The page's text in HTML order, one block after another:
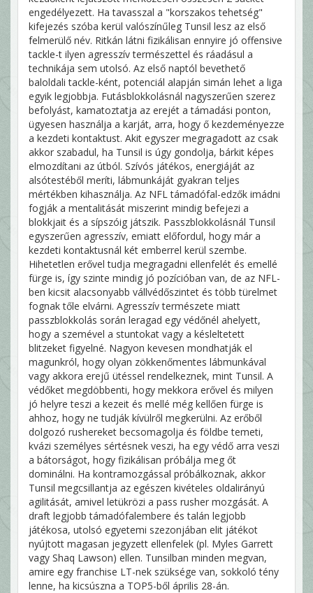
engedélyezett. Ha tavasszal a "korszakos tehetség"
kifejezés szóba kerül valószínűleg Tunsil lesz az első
felmerülő név. Ritkán látni fizikálisan ennyire jó offensive
tackle-t ilyen agresszív természettel és ráadásul a
technikája sem utolsó. Az első naptól bevethető
baloldali tackle-ként, potenciál alapján simán lehet a liga
egyik legjobbja. Futásblokkolásnál nagyszerűen szerez
befolyást, kamatoztatja az erejét a támadási ponton,
ügyesen használja a karját, arra, hogy ő kezdeményezze
a kezdeti kontaktust. Akit egyszer megragadott az csak
akkor szabadul, ha Tunsil is úgy gondolja, bárkit képes
elmozdítani az útból. Szívós játékos, energiáját az
alsótestéből meríti, lábmunkáját gyakran teljes
mértékben kihasználja. Az NFL támadófal-edzők imádni
fogják a mentalitását miszerint mindig befejezi a
blokkjait és a sípszóig játszik. Passzblokkolásnál Tunsil
egyszerűen agresszív, emiatt előfordul, hogy már a
kezdeti kontaktusnál két emberrel kerül szembe.
Hihetetlen erővel tudja megragadni ellenfelét és emellé
fürge is, így szinte mindig jó pozícióban van, de az NFL-
ben kicsit alacsonyabb vállvédőszintet és több türelmet
fognak tőle elvárni. Agresszív természete miatt
passzblokkolás során leragad egy védőnél ahelyett,
hogy a szemével a stuntokat vagy a késleltetett
blitzeket figyelné. Nagyon kevesen mondhatják el
magunkról, hogy olyan zökkenőmentes lábmunkával
vagy akkora erejű ütéssel rendelkeznek, mint Tunsil. A
védőket megdöbbenti, hogy mekkora erővel és milyen
jó helyre teszi a kezeit és mellé még kellően fürge is
ahhoz, hogy ne tudják kívülről megkerülni. Az erőből
dolgozó rushereket becsomagolja és földbe temeti,
kvázi személyes sértésnek veszi, ha egy védő arra veszi
a bátorságot, hogy fizikálisan próbálja meg őt
dominálni. Ha kontramozgással próbálkoznak, akkor
Tunsil megcsillantja az egészen kivételes oldalirányú
agilitását, amivel letükrözi a pass rusher mozgását. A
draft legjobb támadófalembere és talán legjobb
játékosa, utolsó egyetemi szezonjában elit játékot
nyújtott magasan jegyzett ellenfelek (pl. Myles Garrett
vagy Shaq Lawson) ellen. Tunsilban minden megvan,
amire egy franchise LT-nek szüksége van, sokkoló tény
lenne, ha kicsúszna a TOP5-ből április 28-án.